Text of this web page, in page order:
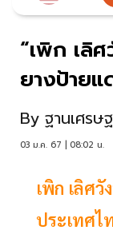
“เพิก เลิ
ยางป้ายแ
By ฐานเศรษ
03 ม.ค. 67 | 08:02 น.
เพิก เลิศ
ประเทศไ